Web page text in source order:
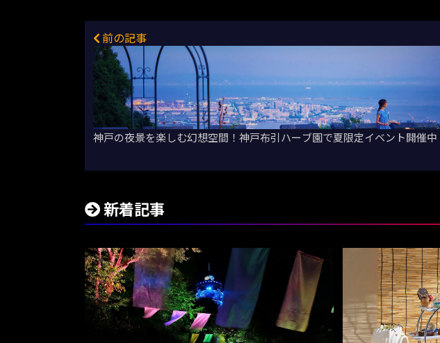
前の記事
神戸の夜景を楽しむ幻想空間！神⼾布引ハーブ園で夏限定イベント開催中
新着記事